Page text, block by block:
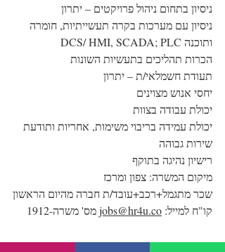
ניסיון בתחום ניהול פרויקטים – יתרון
ניסיון עם מערכות בקרה תעשייתיות, חומרה
ותוכנה DCS/ HMI, SCADA; PLC
הכרות תהליכים בתעשיות השונות
תעודת חשמלאי/ת – יתרון
יחסי אנוש מצוינים
יכולת עבודה בצוות
יכולת עמידה בריבוי משימות, אחריות ותודעת
שירות גבוהה
רישיון נהיגה בתוקף
מיקום המשרה: צפון ומרכז
שכר מתגמל+רכב+עובד/ת חברה מהיום הראשון
קו"ח למייל: jobs@hr4u.co מס' משרה-1912